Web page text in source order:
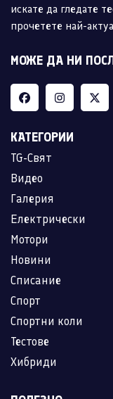
искате да гледате
прочетете най-
МОЖЕ ДА НИ
КАТЕГОРИИ
TG-Свят
Видео
Галерия
Електрически
Мотори
Новини
Списание
Спорт
Спортни коли
Тестове
Хибриди